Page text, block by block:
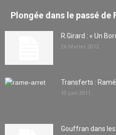
Plongée dans le passé de
R.Girard : « Un
26 février 2012
Transferts :
10 juin 2011
Gouffran dans